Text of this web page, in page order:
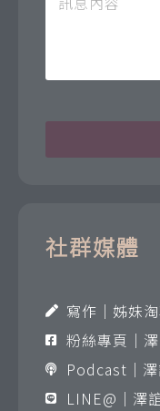
社群媒體
寫作｜姊妹
粉絲專頁｜
Podcast｜
LINE@｜澤